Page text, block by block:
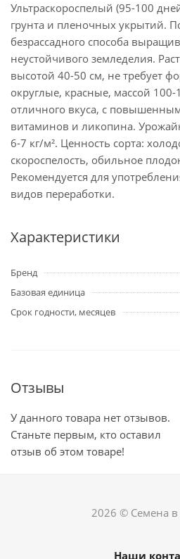
Ультраскороспелый (95-100
грунта и пленочных укрытий.
безрассадного способа
неустойчивого земледелия.
высотой 40-50 см, не требует
округлые, красные, массой 100-
отличного вкуса, с
витаминов и ликопина.
6-7 кг/м². Ценность сорта:
скороспелость, обильное
Рекомендуется для
видов переработки.
Характеристики
Бренд
Базовая единица
Срок годности, месяцев
Отзывы
У данного товара нет отзывов.
Станьте первым, кто оставил
отзыв об этом товаре!
2026 © Семена в
Наши